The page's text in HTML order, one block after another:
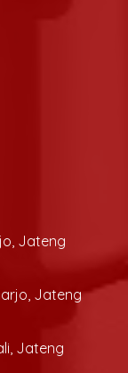
Jateng
Jateng
Jateng